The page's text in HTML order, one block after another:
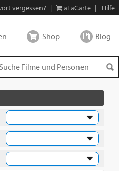
vergessen? | aLaCarte | Hilfe
Shop Blog